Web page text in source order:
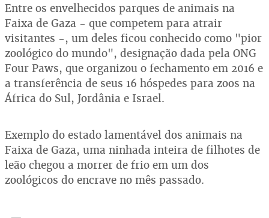
Entre os envelhecidos parques de animais na
Faixa de Gaza - que competem para atrair
visitantes -, um deles ficou conhecido como "pior
zoológico do mundo", designação dada pela ONG
Four Paws, que organizou o fechamento em 2016 e
a transferência de seus 16 hóspedes para zoos na
África do Sul, Jordânia e Israel.
Exemplo do estado lamentável dos animais na
Faixa de Gaza, uma ninhada inteira de filhotes de
leão chegou a morrer de frio em um dos
zoológicos do encrave no mês passado.